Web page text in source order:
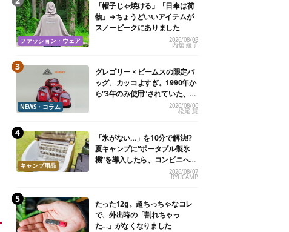
ファッション・ウェア
「帽子じゃ焼ける」「日傘は荷
物」→ちょうどいいアイテムが
スノーピークにありました
2026/08/08
内舘 綾子
NEWS・コラム
グレゴリー × ビームスの限定バ
ッグ、カッコよすぎ。1990年か
ら“3年のみ使用”されていた、紫
2026/08/06
松尾 慧
キャンプ用品
「氷がない…」を10分で解決!?
夏キャンプに“ポータブル製氷
機”を導入したら、コンビニへ走
2026/08/07
RYUCAMP
たった12g。超ちっちゃなコレ
で、外出時の「割れちゃっ
た…」がなくなりました